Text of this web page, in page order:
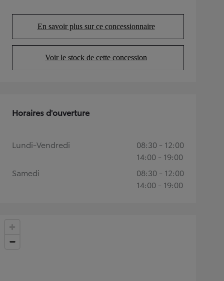
En savoir plus sur ce concessionnaire
(Opens in new tab)
Voir le stock de cette concession
(Opens in new tab)
Horaires d'ouverture
Lundi-Vendredi
08:30 - 12:00
14:00 - 19:00
Samedi
08:30 - 12:00
14:00 - 19:00